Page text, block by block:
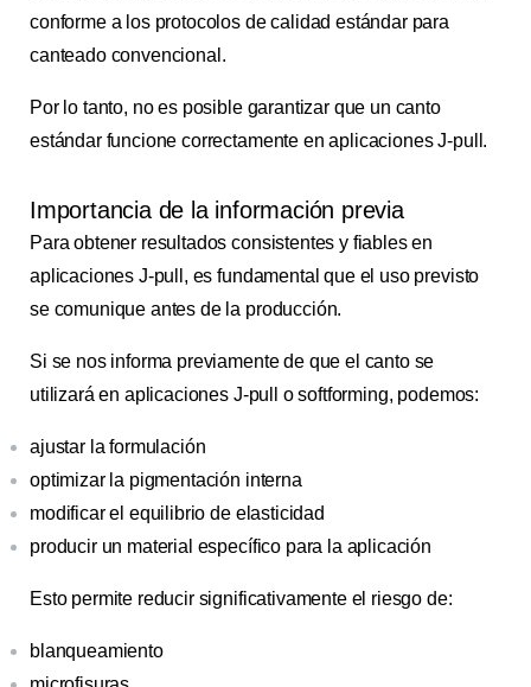
conforme a los protocolos de calidad estándar para
canteado convencional.
Por lo tanto, no es posible garantizar que un canto
estándar funcione correctamente en aplicaciones J-pull.
Importancia de la información previa
Para obtener resultados consistentes y fiables en
aplicaciones J-pull, es fundamental que el uso previsto
se comunique antes de la producción.
Si se nos informa previamente de que el canto se
utilizará en aplicaciones J-pull o softforming, podemos:
ajustar la formulación
optimizar la pigmentación interna
modificar el equilibrio de elasticidad
producir un material específico para la aplicación
Esto permite reducir significativamente el riesgo de:
blanqueamiento